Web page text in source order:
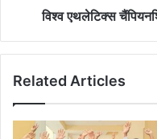
विश्व एथलेटिक्स
Related Articles